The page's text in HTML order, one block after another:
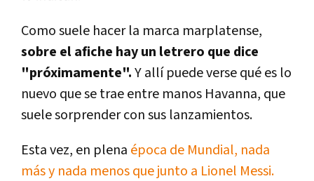
Como suele hacer la marca marplatense,
sobre el afiche hay un letrero que dice
"próximamente".Y allí puede verse qué es lo
nuevo que se trae entre manos Havanna, que
suele sorprender con sus lanzamientos.
Esta vez, en plena época de Mundial, nada
más y nada menos que junto a Lionel Messi.